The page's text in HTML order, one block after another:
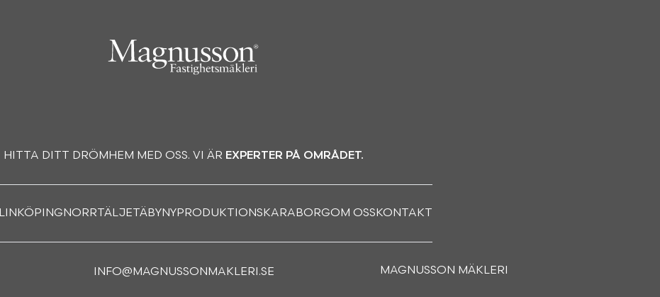
HITTA DITT DRÖMHEM MED OSS. VI ÄR EXPERTER PÅ OMRÅDET.
LINKÖPING NORRTÄLJE TÄBYNYPRODUKTIONSKARABORGOM OSS KONTAKT
INFO@MAGNUSSONMAKLERI.SE MAGNUSSON MÄKLERI